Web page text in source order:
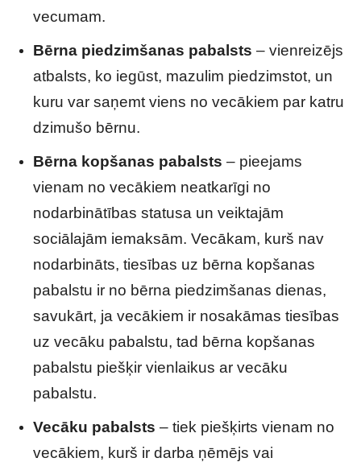
vecumam.
Bērna piedzimšanas pabalsts – vienreizējs
atbalsts, ko iegūst, mazulim piedzimstot, un
kuru var saņemt viens no vecākiem par katru
dzimušo bērnu.
Bērna kopšanas pabalsts – pieejams
vienam no vecākiem neatkarīgi no
nodarbinātības statusa un veiktajām
sociālajām iemaksām. Vecākam, kurš nav
nodarbināts, tiesības uz bērna kopšanas
pabalstu ir no bērna piedzimšanas dienas,
savukārt, ja vecākiem ir nosakāmas tiesības
uz vecāku pabalstu, tad bērna kopšanas
pabalstu piešķir vienlaikus ar vecāku
pabalstu.
Vecāku pabalsts – tiek piešķirts vienam no
vecākiem, kurš ir darba ņēmējs vai